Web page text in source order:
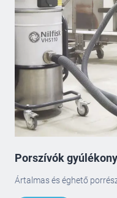
Porszívók
Ártalmas és éghető